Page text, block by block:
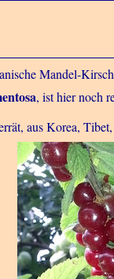
Mandel-
, ist hier noch
aus Korea,